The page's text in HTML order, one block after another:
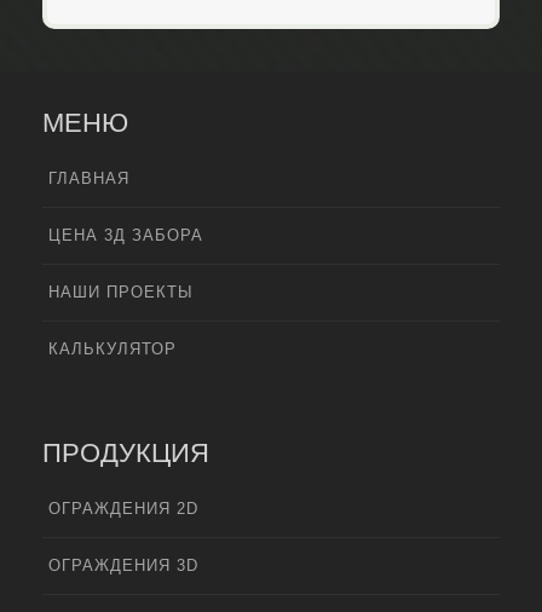
МЕНЮ
ГЛАВНАЯ
ЦЕНА 3Д ЗАБОРА
НАШИ ПРОЕКТЫ
КАЛЬКУЛЯТОР
ПРОДУКЦИЯ
ОГРАЖДЕНИЯ 2D
ОГРАЖДЕНИЯ 3D